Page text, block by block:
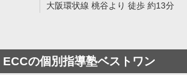
大阪環状線 桃谷より 徒歩 約13分
ECCの個別指導塾ベストワン